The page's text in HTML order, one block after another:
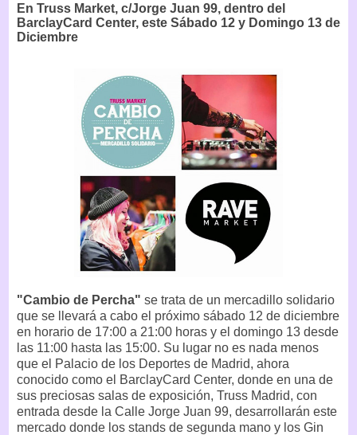
En Truss Market, c/Jorge Juan 99, dentro del
BarclayCard Center, este Sábado 12 y Domingo 13 de
Diciembre
"Cambio de Percha" se trata de un mercadillo solidario
que se llevará a cabo el próximo sábado 12 de diciembre
en horario de 17:00 a 21:00 horas y el domingo 13 desde
las 11:00 hasta las 15:00. Su lugar no es nada menos
que el Palacio de los Deportes de Madrid, ahora
conocido como el BarclayCard Center, donde en una de
sus preciosas salas de exposición, Truss Madrid, con
entrada desde la Calle Jorge Juan 99, desarrollarán este
mercado donde los stands de segunda mano y los Gin